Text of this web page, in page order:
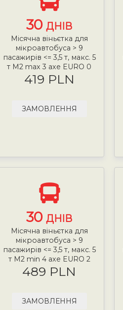
30ДНІВ
Місячна віньєтка для
мікроавтобуса > 9
пасажирів <= 3,5 т, макс. 5
т М2 max 3 axe EURO 0
419 PLN
ЗАМОВЛЕННЯ
30ДНІВ
Місячна віньєтка для
мікроавтобуса > 9
пасажирів <= 3,5 т, макс. 5
т М2 min 4 axe EURO 2
489 PLN
ЗАМОВЛЕННЯ